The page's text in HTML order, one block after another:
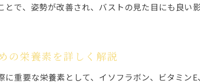
とで、姿勢が改善され、バストの見た目にも良
の栄養素を詳しく解説
に重要な栄養素として、イソフラボン、ビタミ